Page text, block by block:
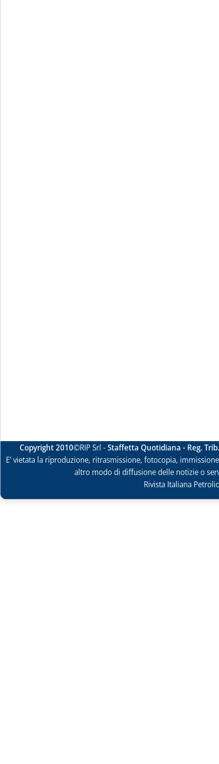
Copyright 2010©RIP Srl -Staffetta Quotidiana - Reg.
E' vietata la riproduzione, ritrasmissione, fotocopia,
altro modo di diffusione delle notizie o
Rivista Italiana